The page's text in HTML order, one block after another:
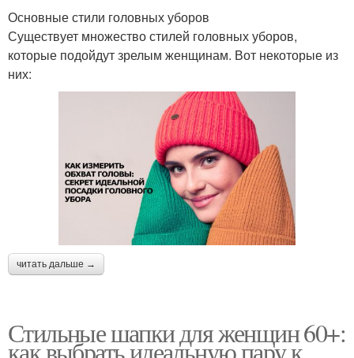
Основные стили головных уборов
Существует множество стилей головных уборов,
которые подойдут зрелым женщинам. Вот некоторые из
них:
читать дальше →
Стильные шапки для женщин 60+: